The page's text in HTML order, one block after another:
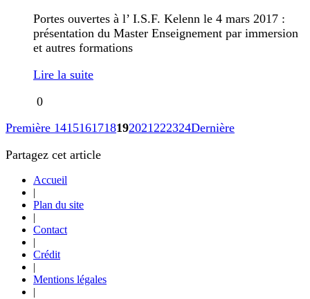
Portes ouvertes à l’ I.S.F. Kelenn le 4 mars 2017 :
présentation du Master Enseignement par immersion
et autres formations
Lire la suite
0
Première 1415161718192021222324Dernière
Partagez cet article
Accueil
|
Plan du site
|
Contact
|
Crédit
|
Mentions légales
|